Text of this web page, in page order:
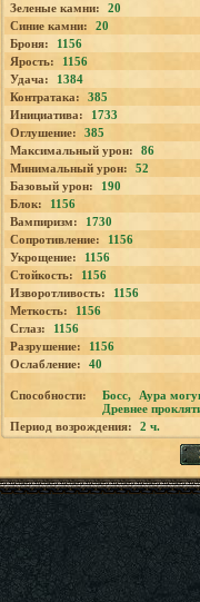
Зеленые камни:
20
Синие камни:
20
Броня:
1156
Ярость:
1156
Удача:
1384
Контратака:
385
Инициатива:
1733
Оглушение:
385
Максимальный урон:
86
Минимальный урон:
52
Базовый урон:
190
Блок:
1156
Вампиризм:
1730
Сопротивление:
1156
Укрощение:
1156
Стойкость:
1156
Изворотливость:
1156
Меткость:
1156
Сглаз:
1156
Разрушение:
1156
Ослабление:
40
Способности: Босс, Аура
Древнее
Период возрождения:
2 ч.